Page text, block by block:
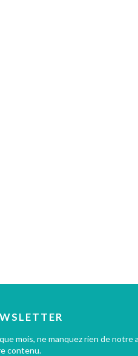
mois, ne manquez rien de
contenu.